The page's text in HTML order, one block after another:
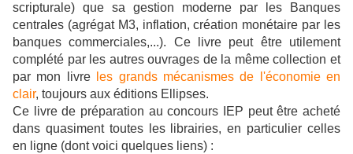
scripturale) que sa gestion moderne par les Banques
centrales (agrégat M3, inflation, création monétaire par les
banques commerciales,...). Ce livre peut être utilement
complété par les autres ouvrages de la même collection et
par mon livre
les grands mécanismes de l'économie en
clair, toujours aux éditions Ellipses.
Ce livre de préparation au concours IEP peut être acheté
dans quasiment toutes les librairies, en particulier celles
en ligne (dont voici quelques liens) :